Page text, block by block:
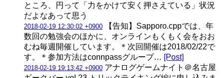
ところ、円って「力をかけて安く押さえている」状況
だよなあって思う
2018-02-19 12:30:02 +0900 【告知】Sapporo.cppでは、年
数回の勉強会のほかに、オンラインもくもく会をおお
むね毎週開催しています。＊次回開催は2018/02/22で
す。＊参加方法はconnpassグループ… [Post]
2018-02-19 19:13:42 +0900 アナログゲームナイト＠名古屋